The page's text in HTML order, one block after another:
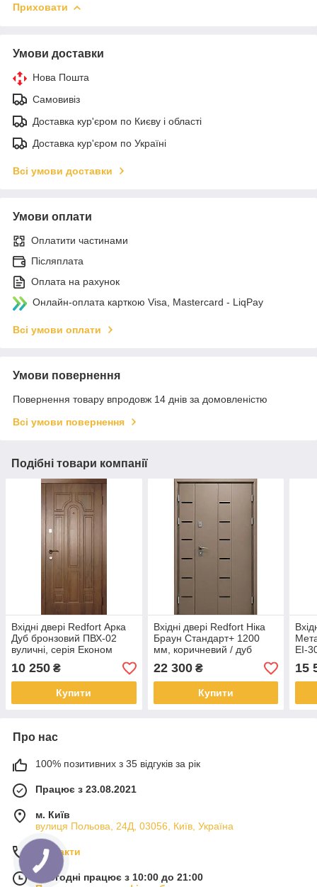
Приховати
Умови доставки
Нова Пошта
Самовивіз
Доставка кур'єром по Києву і області
Доставка кур'єром по Україні
Всі умови доставки
Умови оплати
Оплатити частинами
Післяплата
Оплата на рахунок
Онлайн-оплата карткою Visa, Mastercard - LiqPay
Всі умови оплати
Умови повернення
Повернення товару впродовж 14 днів за домовленістю
Всі умови повернення
Подібні товари компанії
Вхідні двері Redfort Арка
Дуб бронзовий ПВХ-02
вуличні, серія Економ
10 250 ₴
Купити
Вхідні двері Redfort Ніка
Браун Стандарт+ 1200
мм, коричневий / дуб
темний, вуличні
22 300₴
Купити
EI-
15
Про нас
100% позитивних з 35 відгуків за рік
Працює з 23.08.2021
м. Київ
вулиця Польова, 24Д, 03056, Київ, Україна
Контакти
Сьогодні працює з 10:00 до 21:00